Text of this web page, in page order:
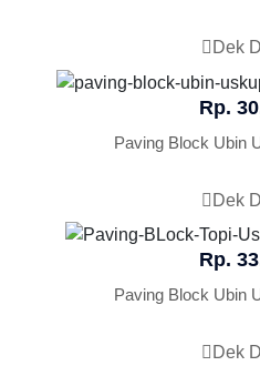
Dek
Rp.
Paving Block Ubin
Dek
Rp.
Paving Block Ubin
Dek